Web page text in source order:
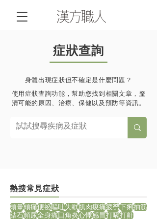
症狀查詢
身體出現症狀但不確定是什麼問題？
使用症狀查詢功能，幫助您找到相關文章，釐
清可能的原因、治療、保健以及預防等資訊。
熱搜常見症狀
頭暈頭痛便祕嘔吐失眠肌肉痠痛疲勞下痢抽筋
結石頻尿全身痛口角炎心悸感冒打嗝打鼾